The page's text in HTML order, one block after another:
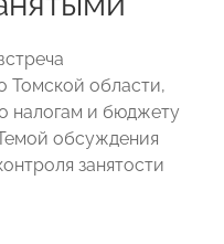
Томской области,
налогам и бюджету
обсуждения
занятости